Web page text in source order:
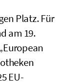
Platz. Für
am 19.
European
EU-